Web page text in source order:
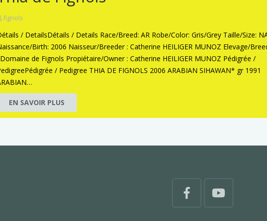
fignols
/ DetailsDétails / Details Race/Breed: AR Robe/Color: Gris/Grey Taille/Size:
Birth: 2006 Naisseur/Breeder : Catherine HEILIGER MUNOZ Elevage/
de Fignols Propiétaire/Owner : Catherine HEILIGER MUNOZ Pédigrée /
/ Pedigree THIA DE FIGNOLS 2006 ARABIAN SIHAWAN* gr 1991
EN SAVOIR PLUS